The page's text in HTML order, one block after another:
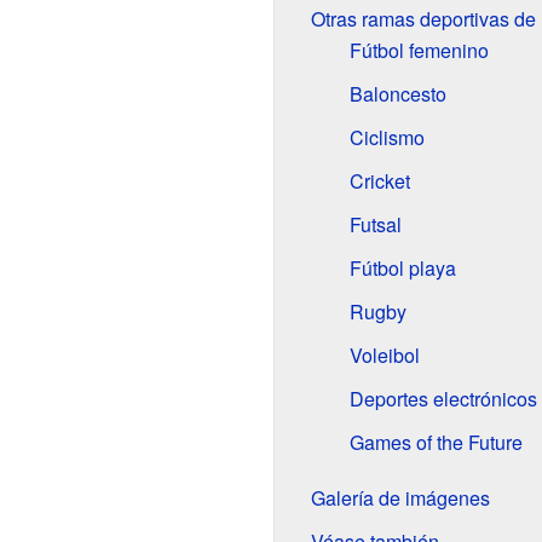
Otras ramas deportivas
Fútbol femenino
Baloncesto
Ciclismo
Cricket
Futsal
Fútbol playa
Rugby
Voleibol
Deportes electrónicos
Games of the Future
Galería de imágenes